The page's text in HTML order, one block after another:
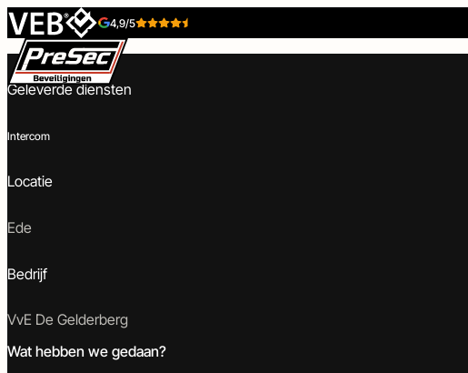
Skip to content 4,9/5
Beveiligingstechniek
Toegangstechniek
Intercom – Appartementencomplexen te Ede
Geleverde diensten
Intercom
Locatie
Ede
Bedrijf
VvE De Gelderberg
Wat hebben we gedaan?